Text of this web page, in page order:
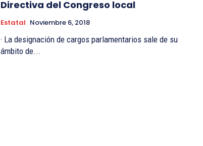
Directiva del Congreso local
Estatal Noviembre 6, 2018
· La designación de cargos parlamentarios sale de su
ámbito de...